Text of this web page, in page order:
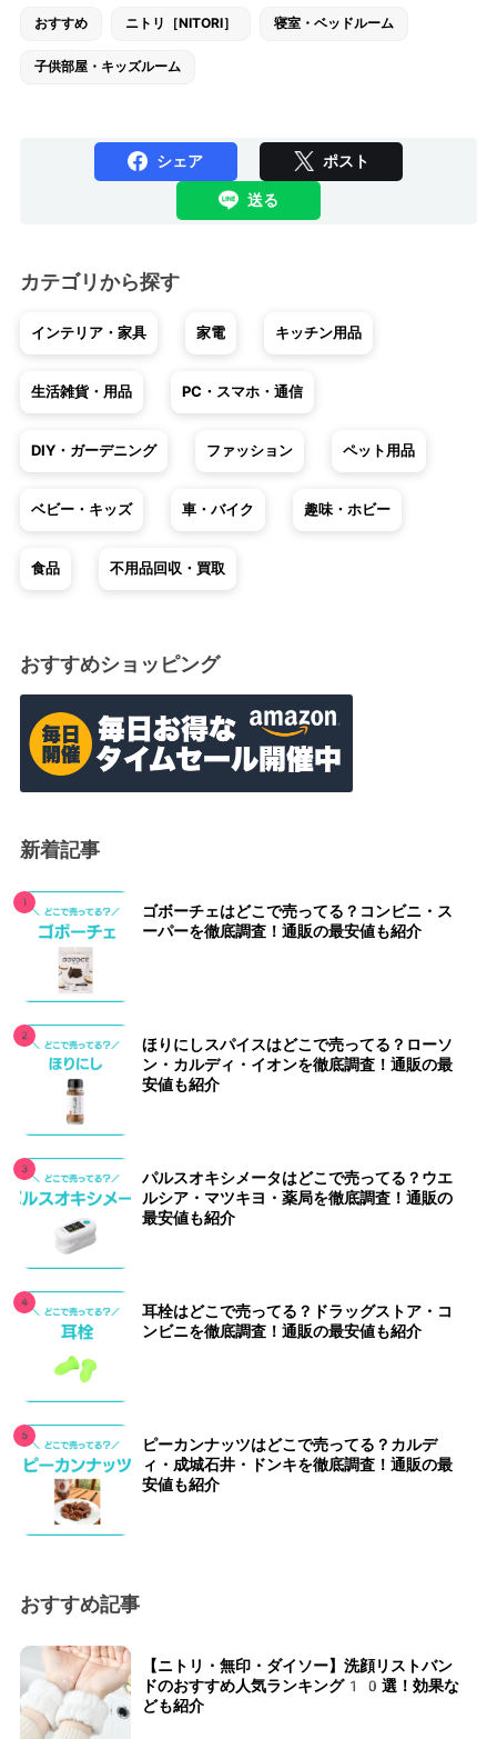
おすすめ ニトリ［NITORI］ 寝室・ベッドルーム
子供部屋・キッズルーム
シェア ポスト
送る
カテゴリから探す
インテリア・家具 家電 キッチン用品
生活雑貨・用品 PC・スマホ・通信
DIY・ガーデニング ファッション ペット用品
ベビー・キッズ 車・バイク 趣味・ホビー
食品 不用品回収・買取
おすすめショッピング
新着記事
ゴボーチェはどこで売ってる？コンビニ・ス
ーパーを徹底調査！通販の最安値も紹介
ほりにしスパイスはどこで売ってる？ローソ
ン・カルディ・イオンを徹底調査！通販の最
安値も紹介
パルスオキシメータはどこで売ってる？ウエ
ルシア・マツキヨ・薬局を徹底調査！通販の
最安値も紹介
耳栓はどこで売ってる？ドラッグストア・コ
ンビニを徹底調査！通販の最安値も紹介
ピーカンナッツはどこで売ってる？カルデ
ィ・成城石井・ドンキを徹底調査！通販の最
安値も紹介
おすすめ記事
【ニトリ・無印・ダイソー】洗顔リストバン
ドのおすすめ人気ランキング10選！効果な
ども紹介